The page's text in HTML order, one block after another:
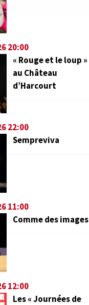
20:00
« Rouge et le loup »
au Château
d’Harcourt
22:00
Sempreviva
11:00
Comme des images
12:00
Les « Journées de